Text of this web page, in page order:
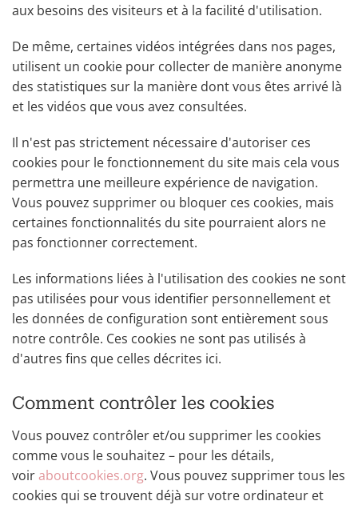
aux besoins des visiteurs et à la facilité d'utilisation.
De même, certaines vidéos intégrées dans nos pages,
utilisent un cookie pour collecter de manière anonyme
des statistiques sur la manière dont vous êtes arrivé là
et les vidéos que vous avez consultées.
Il n'est pas strictement nécessaire d'autoriser ces
cookies pour le fonctionnement du site mais cela vous
permettra une meilleure expérience de navigation.
Vous pouvez supprimer ou bloquer ces cookies, mais
certaines fonctionnalités du site pourraient alors ne
pas fonctionner correctement.
Les informations liées à l'utilisation des cookies ne sont
pas utilisées pour vous identifier personnellement et
les données de configuration sont entièrement sous
notre contrôle. Ces cookies ne sont pas utilisés à
d'autres fins que celles décrites ici.
Comment contrôler les cookies
Vous pouvez contrôler et/ou supprimer les cookies
comme vous le souhaitez – pour les détails,
voiraboutcookies.org. Vous pouvez supprimer tous les
cookies qui se trouvent déjà sur votre ordinateur et